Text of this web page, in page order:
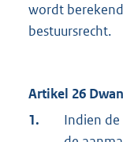
wordt
bestuursrecht.
Artikel 26
1.
Indien